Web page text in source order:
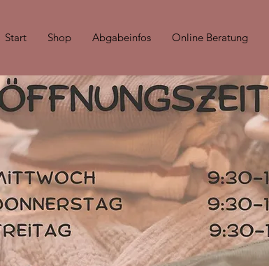
Start Shop Abgabeinfos Online Beratung